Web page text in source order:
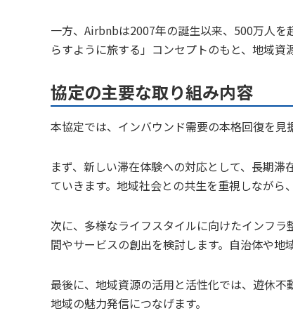
一方、Airbnbは2007年の誕生以来、500万人
らすように旅する」コンセプトのもと、地域資
協定の主要な取り組み内容
本協定では、インバウンド需要の本格回復を見
まず、新しい滞在体験への対応として、長期
ていきます。地域社会との共生を重視しながら
次に、多様なライフスタイルに向けたインフ
間やサービスの創出を検討します。自治体や地
最後に、地域資源の活用と活性化では、遊休
地域の魅力発信につなげます。